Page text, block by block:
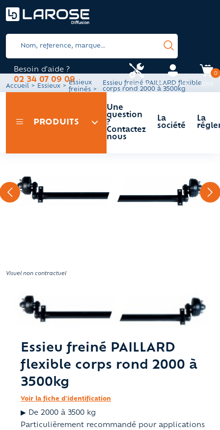
Besoin d'aide ?
02 34 07 09 09
Espace pro Mon compte
0
0.00€
PRODUITS
Une
question
?
Contactez
nous
La
société
La
Accueil Essieux
Essieux
freinés
Essieu freiné PAILLARD flexible
corps rond 2000 à 3500kg
Visuel non contractuel
Essieu freiné PAILLARD
flexible corps rond 2000 à
3500kg
Voir la fiche d'identification
▶ De 2000 à 3500 kg
Particulièrement recommandé pour applications